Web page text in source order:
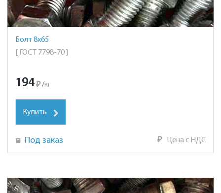
Болт 8х65
[ ГОСТ 7798-70 ]
194₽ /кг
Купить
Под заказ ₽ Цена с НДС